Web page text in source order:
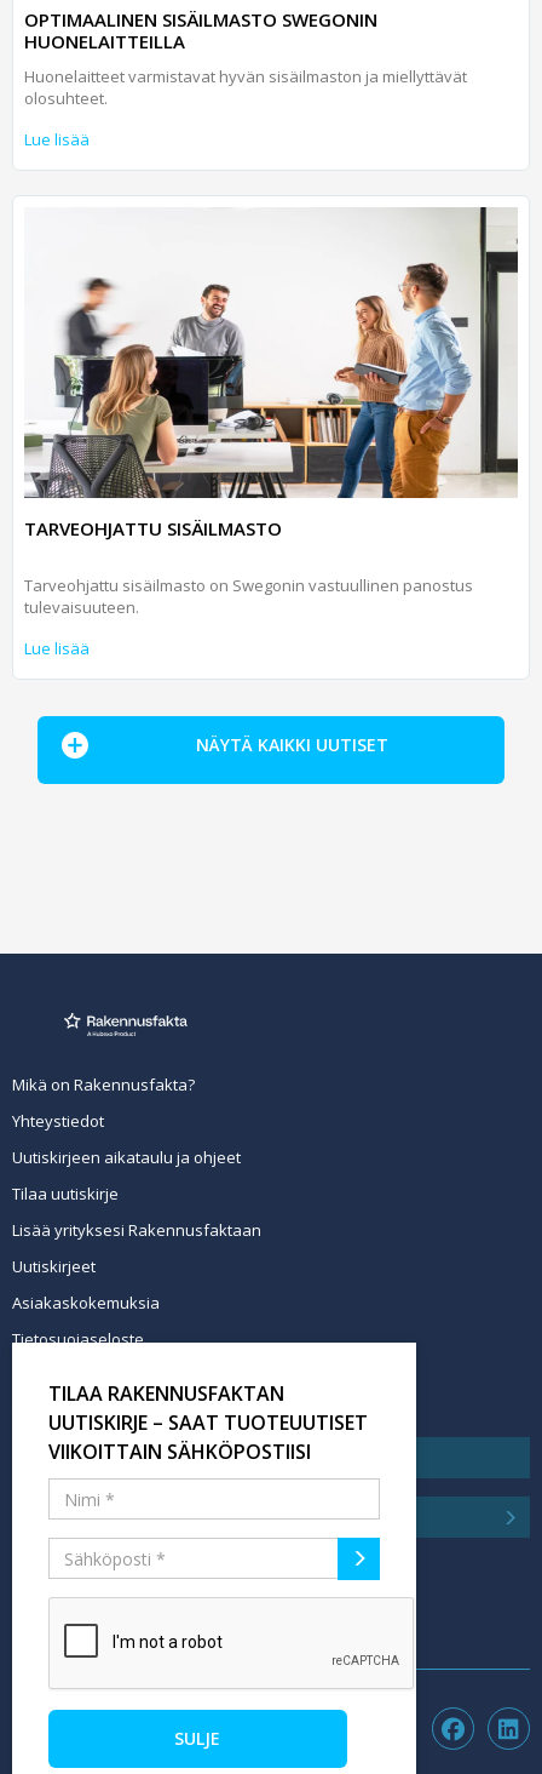
OPTIMAALINEN SISÄILMASTO SWEGONIN
HUONELAITTEILLA
Huonelaitteet varmistavat hyvän sisäilmaston ja miellyttävät
olosuhteet.
Lue lisää
TARVEOHJATTU SISÄILMASTO
Tarveohjattu sisäilmasto on Swegonin vastuullinen panostus
tulevaisuuteen.
Lue lisää
NÄYTÄ KAIKKI UUTISET
Mikä on Rakennusfakta?
Yhteystiedot
Uutiskirjeen aikataulu ja ohjeet
Tilaa uutiskirje
Lisää yrityksesi Rakennusfaktaan
Uutiskirjeet
Asiakaskokemuksia
Tietosuojaseloste
Tilaa uutiskirje
TILAA RAKENNUSFAKTAN
UUTISKIRJE – SAAT TUOTEUUTISET
VIIKOITTAIN SÄHKÖPOSTIISI
SULJE